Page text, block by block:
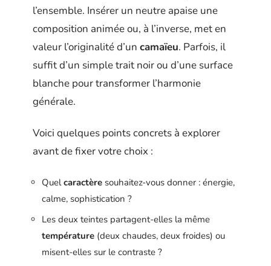
l’ensemble. Insérer un neutre apaise une
composition animée ou, à l’inverse, met en
valeur l’originalité d’un camaïeu. Parfois, il
suffit d’un simple trait noir ou d’une surface
blanche pour transformer l’harmonie
générale.
Voici quelques points concrets à explorer
avant de fixer votre choix :
Quelcaractère souhaitez-vous donner : énergie,
calme, sophistication ?
Les deux teintes partagent-elles la même
température (deux chaudes, deux froides) ou
misent-elles sur le contraste ?